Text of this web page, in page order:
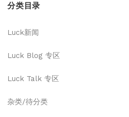
分类目录
Luck新闻
Luck Blog 专区
Luck Talk 专区
杂类/待分类